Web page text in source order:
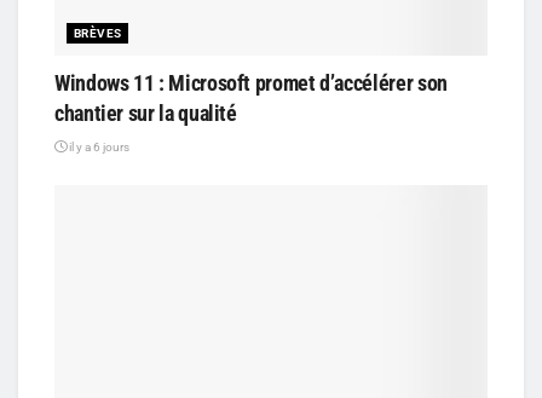
BRÈVES
Windows 11 : Microsoft promet d’accélérer son
chantier sur la qualité
il y a 6 jours